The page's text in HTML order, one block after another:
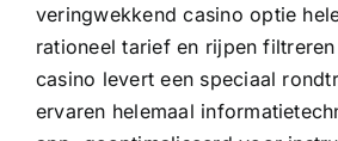
veringwekkend casino optie
rationeel tarief en rijpen
casino levert een speciaal
ervaren helemaal